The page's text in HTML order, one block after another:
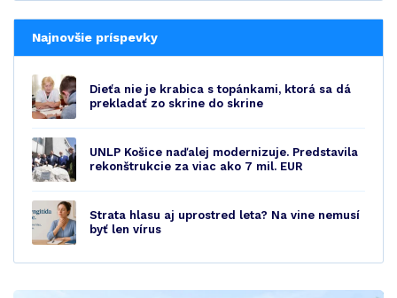
Najnovšie príspevky
Dieťa nie je krabica s topánkami, ktorá sa dá
prekladať zo skrine do skrine
UNLP Košice naďalej modernizuje. Predstavila
rekonštrukcie za viac ako 7 mil. EUR
Strata hlasu aj uprostred leta? Na vine nemusí
byť len vírus